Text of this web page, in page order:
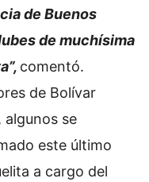
de Buenos
de muchísima
comentó.
de Bolívar
se
este último
a cargo del